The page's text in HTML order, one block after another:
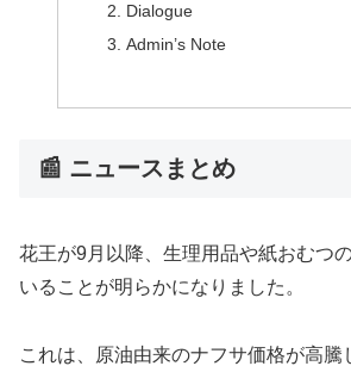
Dialogue
Admin’s Note
📰 ニュースまとめ
花王が9月以降、生理用品や紙おむつ
いることが明らかになりました。
これは、原油由来のナフサ価格が高騰